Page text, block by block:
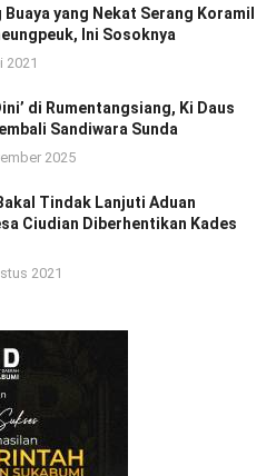
Buaya yang Nekat Serang Koramil
Ini Sosoknya
2021
di Rumentangsiang, Ki Daus
Sandiwara Sunda
2025
Tindak Lanjuti Aduan
Ciudian Diberhentikan Kades
2021